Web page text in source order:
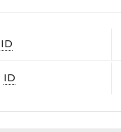
ID
ID